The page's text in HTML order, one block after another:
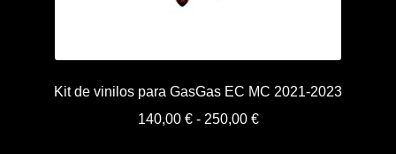
Kit de vinilos para GasGas EC MC 2021-2023
140,00 € - 250,00 €Rango